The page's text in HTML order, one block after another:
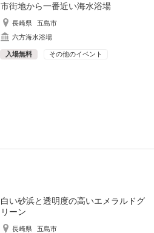
市街地から一番近い海水浴場
長崎県
五島市
六方海水浴場
入場無料 その他のイベント
白い砂浜と透明度の高いエメラルドグ
リーン
長崎県
五島市